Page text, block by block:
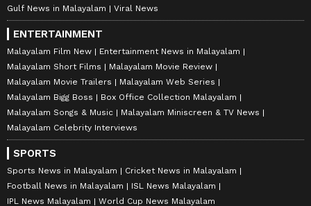
Gulf News in Malayalam
Viral News
ENTERTAINMENT
Malayalam Film New
Entertainment News in Malayalam
Malayalam Short Films
Malayalam Movie Review
Malayalam Movie Trailers
Malayalam Web Series
Malayalam Bigg Boss
Box Office Collection Malayalam
Malayalam Songs & Music
Malayalam Miniscreen & TV News
Malayalam Celebrity Interviews
SPORTS
Sports News in Malayalam
Cricket News in Malayalam
Football News in Malayalam
ISL News Malayalam
IPL News Malayalam
World Cup News Malayalam